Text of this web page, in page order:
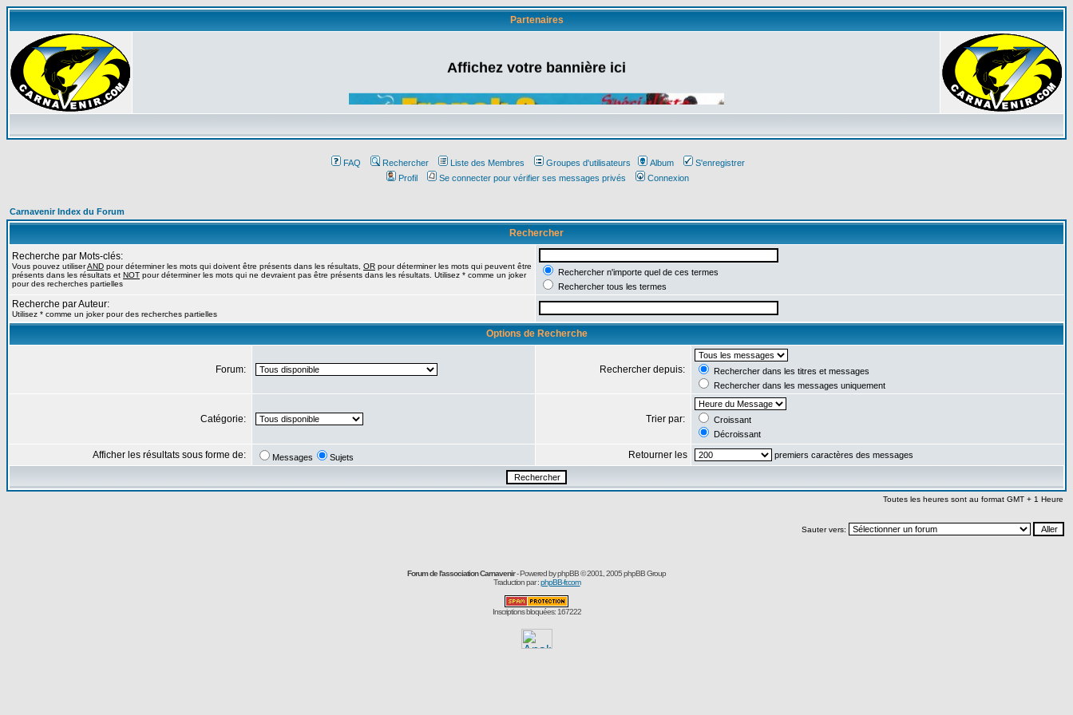
Partenaires
Affichez votre bannière ici
FAQ Rechercher Liste des Membres Groupes d'utilisateurs Album
S'enregistrer
Profil
Se connecter pour vérifier ses messages privés Connexion
Carnavenir Index du Forum
Rechercher
Recherche par Mots-clés:
Vous pouvez utiliserAND pour déterminer les mots qui doivent être présents dans les résultats, OR pour déterminer les mots qui peuvent être
présents dans les résultats et NOT pour déterminer les mots qui ne devraient pas être présents dans les résultats. Utilisez * comme un joker
pour des recherches partielles
Rechercher n'importe quel de ces termes
Rechercher tous les termes
Recherche par Auteur:
Utilisez * comme un joker pour des recherches partielles
Options de Recherche
Forum: Rechercher depuis:
Rechercher dans les titres et messages
Rechercher dans les messages uniquement
Catégorie: Trier par:
Croissant
Décroissant
Afficher les résultats sous forme de: Messages Sujets Retourner les premiers caractères des messages
Toutes les heures sont au format GMT + 1 Heure
Sauter vers:
Forum de l'association Carnavenir- Powered byphpBB© 2001, 2005 phpBB Group
Traduction par :phpBB-fr.com
Inscriptions bloquées: 167222